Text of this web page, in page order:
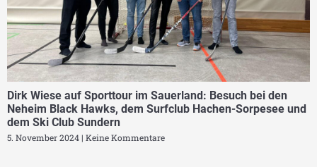
Dirk Wiese auf Sporttour im Sauerland: Besuch bei den
Neheim Black Hawks, dem Surfclub Hachen-Sorpesee und
dem Ski Club Sundern
5. November 2024 Keine Kommentare